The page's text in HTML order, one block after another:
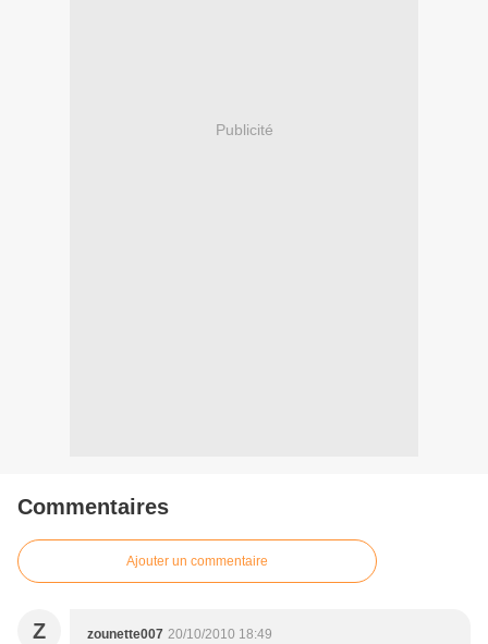
Publicité
Commentaires
Ajouter un commentaire
Z zounette007 20/10/2010 18:49